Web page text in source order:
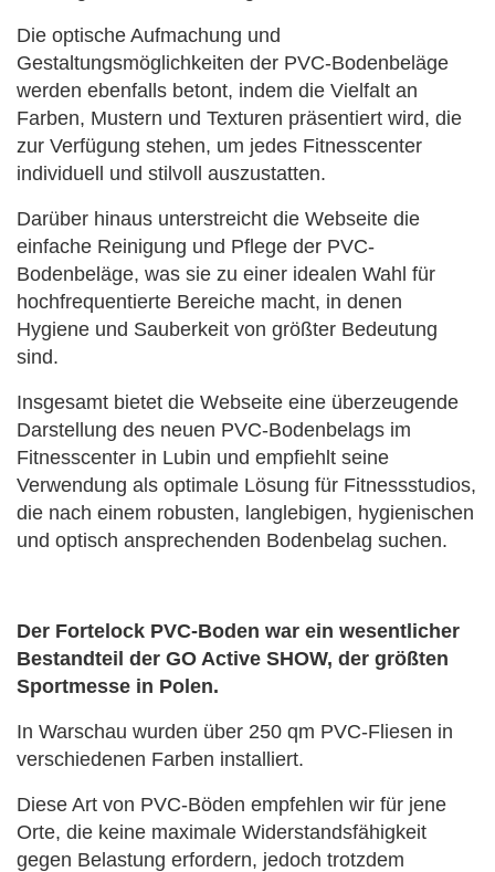
Die optische Aufmachung und
Gestaltungsmöglichkeiten der PVC-Bodenbeläge
werden ebenfalls betont, indem die Vielfalt an
Farben, Mustern und Texturen präsentiert wird, die
zur Verfügung stehen, um jedes Fitnesscenter
individuell und stilvoll auszustatten.
Darüber hinaus unterstreicht die Webseite die
einfache Reinigung und Pflege der PVC-
Bodenbeläge, was sie zu einer idealen Wahl für
hochfrequentierte Bereiche macht, in denen
Hygiene und Sauberkeit von größter Bedeutung
sind.
Insgesamt bietet die Webseite eine überzeugende
Darstellung des neuen PVC-Bodenbelags im
Fitnesscenter in Lubin und empfiehlt seine
Verwendung als optimale Lösung für Fitnessstudios,
die nach einem robusten, langlebigen, hygienischen
und optisch ansprechenden Bodenbelag suchen.
Der Fortelock PVC-Boden war ein wesentlicher
Bestandteil der GO Active SHOW, der größten
Sportmesse in Polen.
In Warschau wurden über 250 qm PVC-Fliesen in
verschiedenen Farben installiert.
Diese Art von PVC-Böden empfehlen wir für jene
Orte, die keine maximale Widerstandsfähigkeit
gegen Belastung erfordern, jedoch trotzdem